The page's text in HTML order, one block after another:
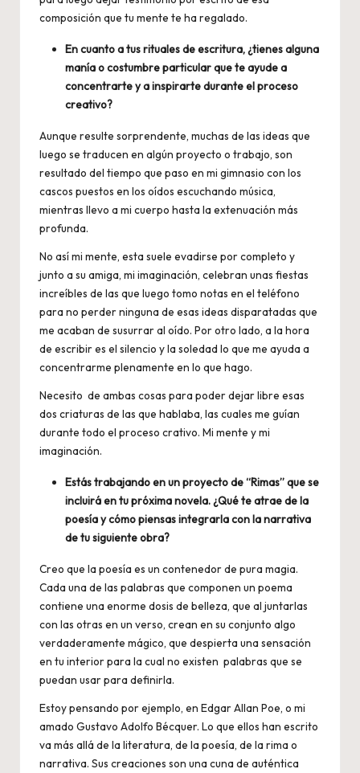
composición que tu mente te ha regalado.
En cuanto a tus rituales de escritura, ¿tienes alguna
manía o costumbre particular que te ayude a
concentrarte y a inspirarte durante el proceso
creativo?
Aunque resulte sorprendente, muchas de las ideas que
luego se traducen en algún proyecto o trabajo, son
resultado del tiempo que paso en mi gimnasio con los
cascos puestos en los oídos escuchando música,
mientras llevo a mi cuerpo hasta la extenuación más
profunda.
No así mi mente, esta suele evadirse por completo y
junto a su amiga, mi imaginación, celebran unas fiestas
increíbles de las que luego tomo notas en el teléfono
para no perder ninguna de esas ideas disparatadas que
me acaban de susurrar al oído. Por otro lado, a la hora
de escribir es el silencio y la soledad lo que me ayuda a
concentrarme plenamente en lo que hago.
Necesito de ambas cosas para poder dejar libre esas
dos criaturas de las que hablaba, las cuales me guían
durante todo el proceso crativo. Mi mente y mi
imaginación.
Estás trabajando en un proyecto de “Rimas” que se
incluirá en tu próxima novela. ¿Qué te atrae de la
poesía y cómo piensas integrarla con la narrativa
de tu siguiente obra?
Creo que la poesía es un contenedor de pura magia.
Cada una de las palabras que componen un poema
contiene una enorme dosis de belleza, que al juntarlas
con las otras en un verso, crean en su conjunto algo
verdaderamente mágico, que despierta una sensación
en tu interior para la cual no existen palabras que se
puedan usar para definirla.
Estoy pensando por ejemplo, en Edgar Allan Poe, o mi
amado Gustavo Adolfo Bécquer. Lo que ellos han escrito
va más allá de la literatura, de la poesía, de la rima o
narrativa. Sus creaciones son una cuna de auténtica